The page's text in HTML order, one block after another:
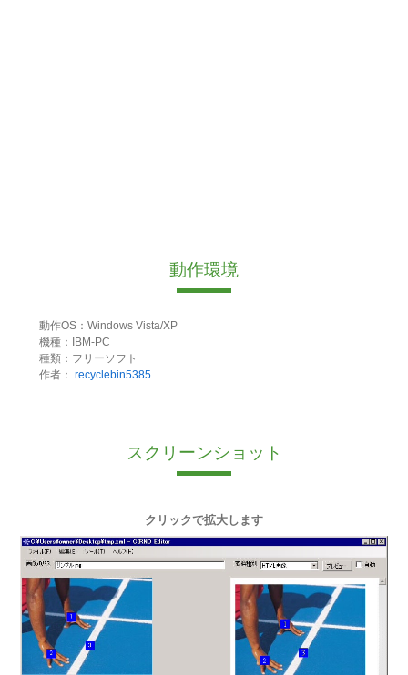
動作環境
動作OS：Windows Vista/XP
機種：IBM-PC
種類：フリーソフト
作者： recyclebin5385
スクリーンショット
クリックで拡大します